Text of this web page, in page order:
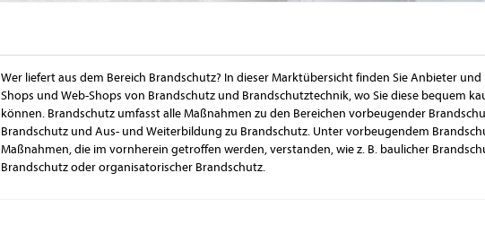
Wer liefert aus dem Bereich Brandschutz? In dieser Marktübersicht finden Sie Anbieter
Shops und Web-Shops von Brandschutz und Brandschutztechnik, wo Sie diese bequem
können. Brandschutz umfasst alle Maßnahmen zu den Bereichen vorbeugender
Brandschutz und Aus- und Weiterbildung zu Brandschutz. Unter vorbeugendem
Maßnahmen, die im vornherein getroffen werden, verstanden, wie z. B. baulicher
Brandschutz oder organisatorischer Brandschutz.